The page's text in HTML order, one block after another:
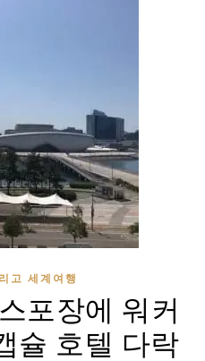
고 세계여행
포장에 워커
슐 호텔 다락